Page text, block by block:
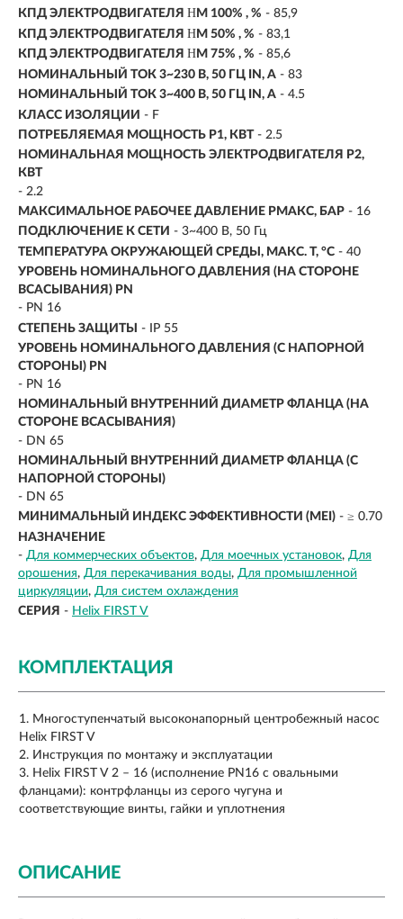
КПД ЭЛЕКТРОДВИГАТЕЛЯ ΗM 100% , % - 85,9
КПД ЭЛЕКТРОДВИГАТЕЛЯ ΗM 50% , % - 83,1
КПД ЭЛЕКТРОДВИГАТЕЛЯ ΗM 75% , % - 85,6
НОМИНАЛЬНЫЙ ТОК 3~230 В, 50 ГЦ IN, А - 83
НОМИНАЛЬНЫЙ ТОК 3~400 В, 50 ГЦ IN, А - 4.5
КЛАСС ИЗОЛЯЦИИ - F
ПОТРЕБЛЯЕМАЯ МОЩНОСТЬ P1, КВТ - 2.5
НОМИНАЛЬНАЯ МОЩНОСТЬ ЭЛЕКТРОДВИГАТЕЛЯ P2,
КВТ
- 2.2
МАКСИМАЛЬНОЕ РАБОЧЕЕ ДАВЛЕНИЕ PМАКС, БАР - 16
ПОДКЛЮЧЕНИЕ К СЕТИ - 3~400 В, 50 Гц
ТЕМПЕРАТУРА ОКРУЖАЮЩЕЙ СРЕДЫ, МАКС. T, °C - 40
УРОВЕНЬ НОМИНАЛЬНОГО ДАВЛЕНИЯ (НА СТОРОНЕ
ВСАСЫВАНИЯ) PN
- PN 16
СТЕПЕНЬ ЗАЩИТЫ
- IP 55
УРОВЕНЬ НОМИНАЛЬНОГО ДАВЛЕНИЯ (С НАПОРНОЙ
СТОРОНЫ) PN
- PN 16
НОМИНАЛЬНЫЙ ВНУТРЕННИЙ ДИАМЕТР ФЛАНЦА (НА
СТОРОНЕ ВСАСЫВАНИЯ)
- DN 65
НОМИНАЛЬНЫЙ ВНУТРЕННИЙ ДИАМЕТР ФЛАНЦА (С
НАПОРНОЙ СТОРОНЫ)
- DN 65
МИНИМАЛЬНЫЙ ИНДЕКС ЭФФЕКТИВНОСТИ (MEI) - ≥ 0.70
НАЗНАЧЕНИЕ
- Для коммерческих объектов Для моечных установок Для
орошения Для перекачивания воды Для промышленной
циркуляции Для систем охлаждения
СЕРИЯ - Helix FIRST V
КОМПЛЕКТАЦИЯ
Многоступенчатый высоконапорный центробежный насос
Helix FIRST V
Инструкция по монтажу и эксплуатации
Helix FIRST V 2 – 16 (исполнение PN16 с овальными
фланцами): контрфланцы из серого чугуна и
соответствующие винты, гайки и уплотнения
ОПИСАНИЕ